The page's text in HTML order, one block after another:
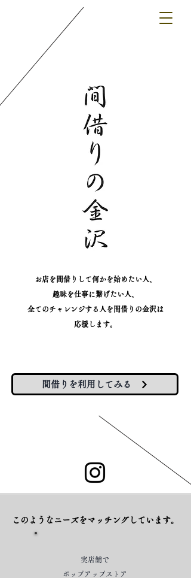
お店を間借りして何かを始めたい人、
趣味を仕事に繋げたい人、
​全てのチャレンジする人を間借りの金沢は
応援します。
間借りを利用してみる
実店舗で
ポップアップストア
このようなニーズをマッチングしています。